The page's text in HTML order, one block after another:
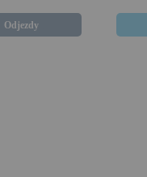
Odjezdy